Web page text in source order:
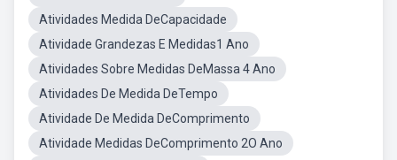
Atividades Medida DeCapacidade
Atividade Grandezas E Medidas1 Ano
Atividades Sobre Medidas DeMassa 4 Ano
Atividades De Medida DeTempo
Atividade De Medida DeComprimento
Atividade Medidas DeComprimento 2O Ano